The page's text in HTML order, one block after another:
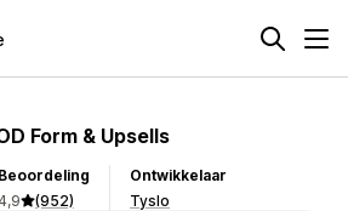
Form & Upsells
Beoordeling
(952)
Ontwikkelaar
Tyslo